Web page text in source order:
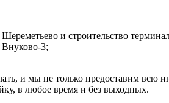
и строительство
Внуково-3;
и мы не только предоставим
в любое время и без выходных.